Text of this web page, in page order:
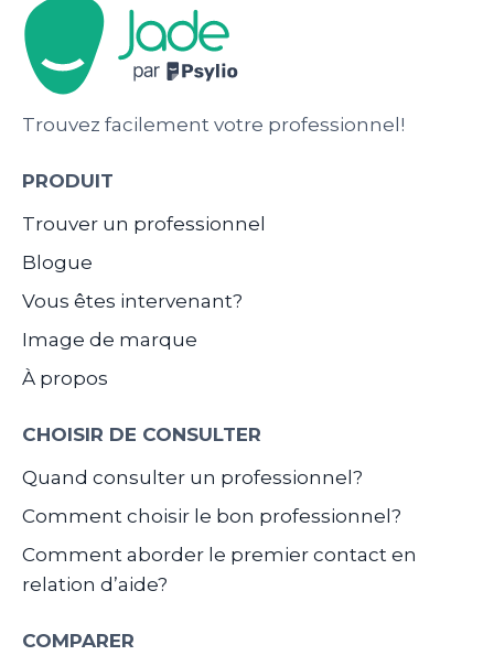
Trouvez facilement votre professionnel!
PRODUIT
Trouver un professionnel
Blogue
Vous êtes intervenant?
Image de marque
À propos
CHOISIR DE CONSULTER
Quand consulter un professionnel?
Comment choisir le bon professionnel?
Comment aborder le premier contact en
relation d’aide?
COMPARER